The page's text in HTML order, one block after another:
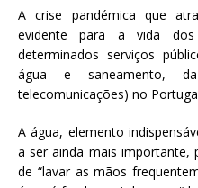
A crise pandémica que
evidente para a vida
determinados serviços
água e saneamento,
telecomunicações) no
A água, elemento
a ser ainda mais importante,
de “lavar as mãos